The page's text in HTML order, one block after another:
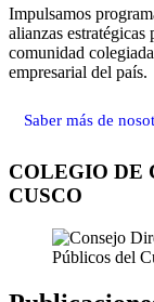
Impulsamos
alianzas
comunidad
empresarial del país.
Saber más de
COLEGIO DE
CUSCO